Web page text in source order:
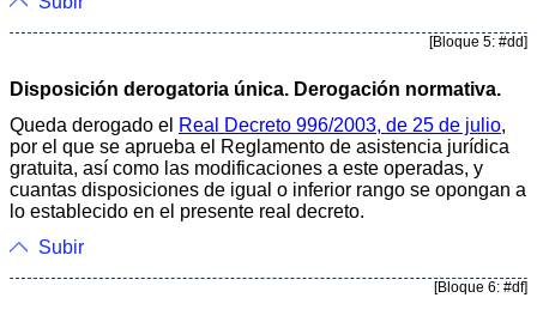
[Bloque 5: #dd]
Disposición derogatoria única. Derogación normativa.
Queda derogado el Real Decreto 996/2003, de 25 de julio,
por el que se aprueba el Reglamento de asistencia jurídica
gratuita, así como las modificaciones a este operadas, y
cuantas disposiciones de igual o inferior rango se opongan a
lo establecido en el presente real decreto.
Subir
[Bloque 6: #df]